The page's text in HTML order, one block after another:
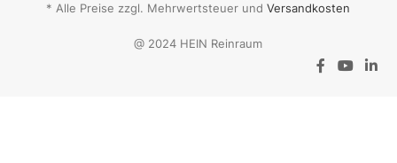
* Alle Preise zzgl. Mehrwertsteuer undVersandkosten
@ 2024 HEIN Reinraum